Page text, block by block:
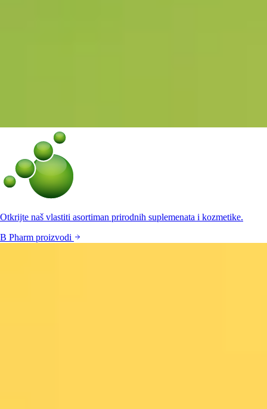
Otkrijte naš vlastiti asortiman prirodnih suplemenata i kozmetike.
B Pharm proizvodi